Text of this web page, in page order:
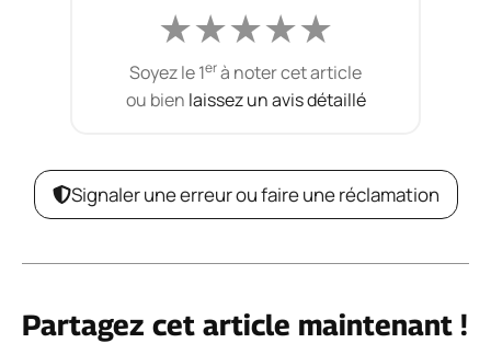
★★★★★
Soyez le 1erà noter cet article
ou bien laissez un avis détaillé
Signaler une erreur ou faire une réclamation
Partagez cet article maintenant !